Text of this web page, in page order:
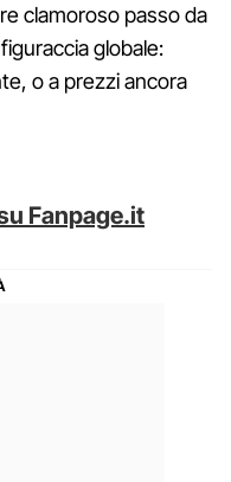
clamoroso passo da
globale:
o a prezzi ancora
Fanpage.it